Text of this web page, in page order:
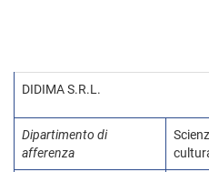
DIDIMA S.R.L.
Dipartimento di
afferenza